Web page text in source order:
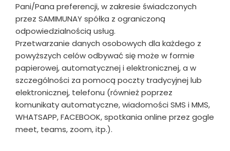
Pani/Pana preferencji, w zakresie świadczonych
przez SAMIMUNAY spółka z ograniczoną
odpowiedzialnością usług.
Przetwarzanie danych osobowych dla każdego z
powyższych celów odbywać się może w formie
papierowej, automatycznej i elektronicznej, a w
szczególności za pomocą poczty tradycyjnej lub
elektronicznej, telefonu (również poprzez
komunikaty automatyczne, wiadomości SMS i MMS,
WHATSAPP, FACEBOOK, spotkania online przez gogle
meet, teams, zoom, itp.).